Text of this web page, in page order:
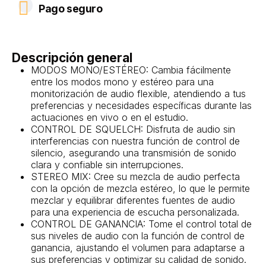
Pago seguro
Descripción general
MODOS MONO/ESTÉREO: Cambia fácilmente
entre los modos mono y estéreo para una
monitorización de audio flexible, atendiendo a tus
preferencias y necesidades específicas durante las
actuaciones en vivo o en el estudio.
CONTROL DE SQUELCH: Disfruta de audio sin
interferencias con nuestra función de control de
silencio, asegurando una transmisión de sonido
clara y confiable sin interrupciones.
STEREO MIX: Cree su mezcla de audio perfecta
con la opción de mezcla estéreo, lo que le permite
mezclar y equilibrar diferentes fuentes de audio
para una experiencia de escucha personalizada.
CONTROL DE GANANCIA: Tome el control total de
sus niveles de audio con la función de control de
ganancia, ajustando el volumen para adaptarse a
sus preferencias y optimizar su calidad de sonido.